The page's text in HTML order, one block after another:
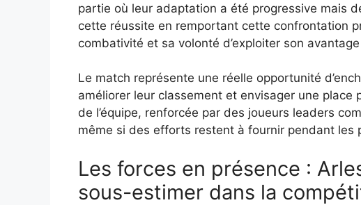
partie où leur adaptation a été progressive mais
cette réussite en remportant cette confrontation
combativité et sa volonté d’exploiter son
Le match représente une réelle opportunité
améliorer leur classement et envisager une place
de l’équipe, renforcée par des joueurs leaders
même si des efforts restent à fournir pendant les
Les forces en présence :
sous-estimer dans la